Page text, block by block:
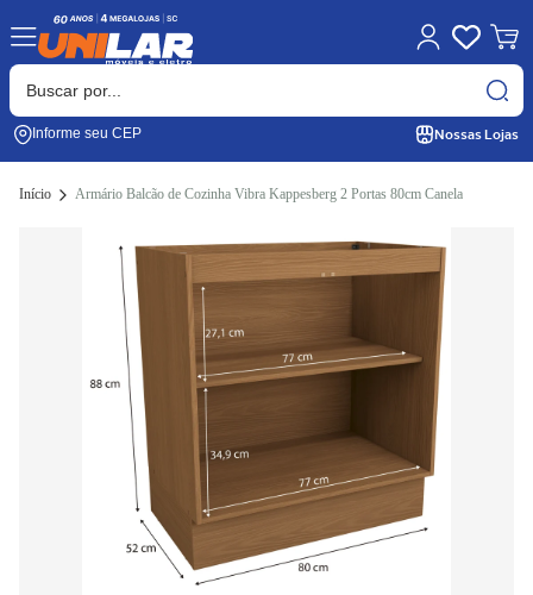
Informe seu CEP Nossas Lojas
Início Armário Balcão de Cozinha Vibra Kappesberg 2 Portas 80cm Canela